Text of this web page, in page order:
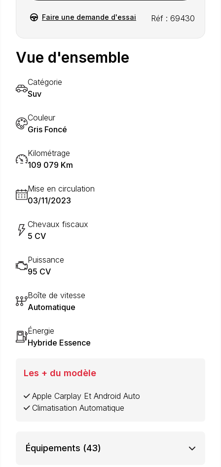
Faire une demande d'essai Réf : 69430
Vue d'ensemble
Catégorie
Suv
Couleur
Gris Foncé
Kilométrage
109 079 Km
Mise en circulation
03/11/2023
Chevaux fiscaux
5 CV
Puissance
95 CV
Boîte de vitesse
Automatique
Énergie
Hybride Essence
Les + du modèle
Apple Carplay Et Android Auto
Climatisation Automatique
Équipements (43)